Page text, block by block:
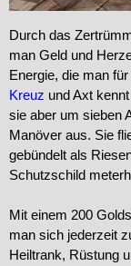
Durch das
man Geld und
Energie, die man
Kreuz und Axt
sie aber um sieben
Manöver aus. Sie
gebündelt als
Schutzschild
Mit einem 200
man sich jederzeit
Heiltrank, Rüstung